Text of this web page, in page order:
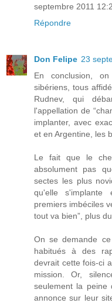
septembre 2011
Répondre
Don Felipe 23
En conclusion,
sibériens, tous
Rudnev, qui
l'appellation de
implanter, avec
et en Argentine, les
Le fait que le
absolument pas
sectes les plus
qu'elle
premiers imbéciles
tout va bien”, plus
On se demande
habitués à des
devrait cette fois-ci
mission. Or,
seulement la peine
annonce sur leur